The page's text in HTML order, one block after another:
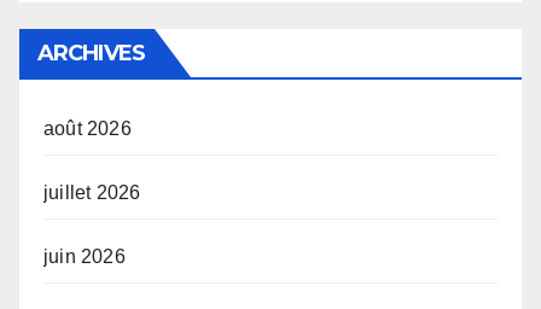
ARCHIVES
août 2026
juillet 2026
juin 2026